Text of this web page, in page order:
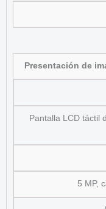
Presentación de
Pantalla LCD táctil
5 MP,